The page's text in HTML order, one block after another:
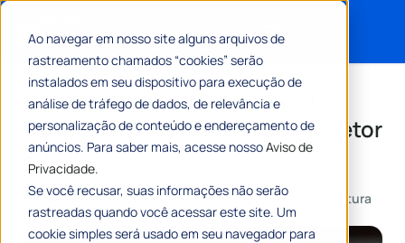
Ao navegar em nosso site alguns arquivos de
rastreamento chamados “cookies” serão
instalados em seu dispositivo para execução de
análise de tráfego de dados, de relevância e
personalização de conteúdo e endereçamento de
anúncios. Para saber mais, acesse nossoAviso de
Privacidade.
Se você recusar, suas informações não serão
rastreadas quando você acessar este site. Um
cookie simples será usado em seu navegador para
Startup catarinense é uma das
poucas brasileiras a atuar no Setor
Público
Por Jaison Niehues 17 Janeiro 2016 1 Min De Leitura